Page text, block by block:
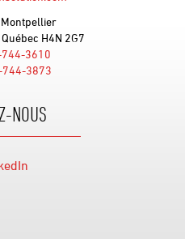
H4N 2G7
3610
744-3873
NOUS